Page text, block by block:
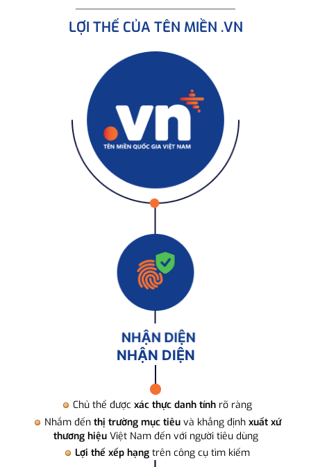
LỢI THẾ CỦA TÊN MIỀN .VN
NHẬN DIỆN
Chủ thể được xác thực danh tính rõ ràng
Nhắm đến thị trường mục tiêuvà khẳng định xuất xứ
thương hiệuViệt Nam đến với người tiêu dùng
Lợi thế xếp hạng trên công cụ tìm kiếm